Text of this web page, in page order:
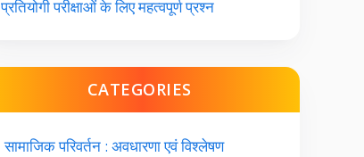
प्रतियोगी परीक्षाओं के लिए महत्वपूर्ण प्रश्न
CATEGORIES
सामाजिक परिवर्तन : अवधारणा एवं विश्लेषण